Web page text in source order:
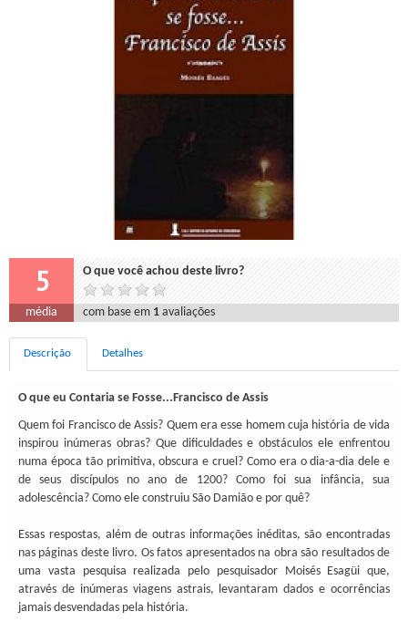
5 O que você achou deste livro?
média com base em 1 avaliações
Descrição Detalhes
O que eu Contaria se Fosse...Francisco de Assis
Quem foi Francisco de Assis? Quem era esse homem cuja história de vida
inspirou inúmeras obras? Que dificuldades e obstáculos ele enfrentou
numa época tão primitiva, obscura e cruel? Como era o dia-a-dia dele e
de seus discípulos no ano de 1200? Como foi sua infância, sua
adolescência? Como ele construiu São Damião e por quê?
Essas respostas, além de outras informações inéditas, são encontradas
nas páginas deste livro. Os fatos apresentados na obra são resultados de
uma vasta pesquisa realizada pelo pesquisador Moisés Esagüi que,
através de inúmeras viagens astrais, levantaram dados e ocorrências
jamais desvendadas pela história.